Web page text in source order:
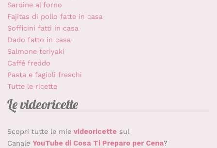
Sardine al forno
Fajitas di pollo fatte in casa
Sofficini fatti in casa
Dado fatto in casa
Salmone teriyaki
Caffé freddo
Pasta e fagioli freschi
Tutte le ricette
Le videoricette
Scopri tutte le mie videoricettesul
Canale YouTube di Cosa Ti Preparo per Cena?